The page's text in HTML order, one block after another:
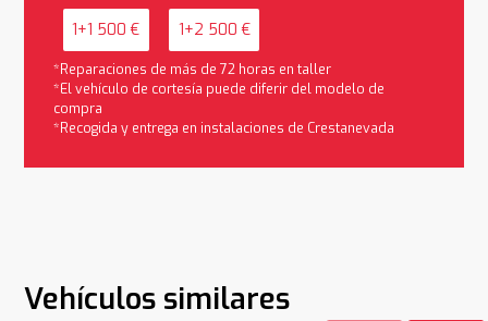
1+1 500 € 1+2 500 €
*Reparaciones de más de 72 horas en taller
*El vehículo de cortesía puede diferir del modelo de
compra
*Recogida y entrega en instalaciones de Crestanevada
Vehículos similares